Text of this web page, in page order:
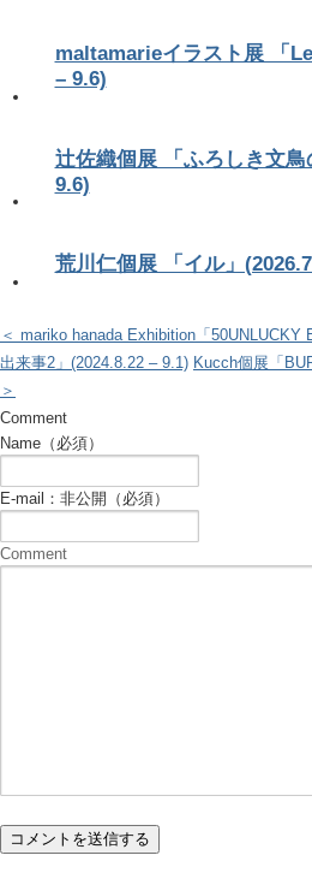
maltamarieイラスト展 「
– 9.6)
辻佐織個展 「ふろしき文
9.6)
荒川仁個展 「イル」
＜ mariko hanada Exhibition「
出来事2」(2024.8.22 – 9.1) Kucch個展「
＞
Comment
Name（必須）
E-mail：非公開（必須）
Comment